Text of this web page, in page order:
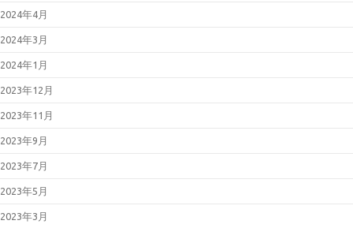
および Reader の脆弱性対策につ
2026年04月08日
Type」における複数の脆弱性につ
いて（JVN#66473735）
2026年03月11日
脆弱性対策について(2026年3月)
2026年03月11日
および Reader の脆弱性対策につ
いて(2026年3月)
2026年02月25日
エンドポイントマネージャー オン
プレミス版」におけるパストラバ
ーサルの脆弱性について
（JVN#79096585）
2026年02月13日
けるOSコマンドインジェクション
の脆弱性について
2024年4月
2024年3月
2024年1月
2023年12月
2023年11月
2023年9月
2023年7月
2023年5月
2023年3月